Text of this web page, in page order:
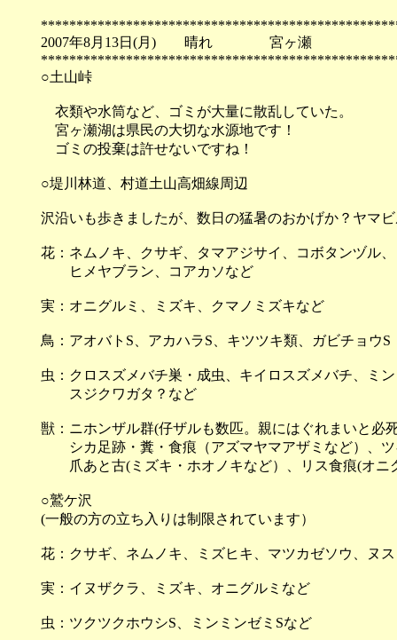
2007年8月13日(月) 晴れ 宮ヶ瀬
○土山峠
衣類や水筒など、ゴミが大量に散乱していた。
宮ヶ瀬湖は県民の大切な水源地です！
ゴミの投棄は許せないですね！
○堤川林道、村道土山高畑線周辺
沢沿いも歩きましたが、数日の猛暑のおかげか？ヤマ
花：ネムノキ、クサギ、タマアジサイ、コボタンヅル
ヒメヤブラン、コアカソなど
実：オニグルミ、ミズキ、クマノミズキなど
鳥：アオバトS、アカハラS、キツツキ類、ガビチョウS
虫：クロスズメバチ巣・成虫、キイロスズメバチ、ミ
スジクワガタ？など
獣：ニホンザル群(仔ザルも数匹。親にはぐれまいと必
シカ足跡・糞・食痕（アズマヤマアザミなど）、ツ
爪あと古(ミズキ・ホオノキなど）、リス食痕(オニ
○鷲ケ沢
(一般の方の立ち入りは制限されています）
花：クサギ、ネムノキ、ミズヒキ、マツカゼソウ、ヌ
実：イヌザクラ、ミズキ、オニグルミなど
虫：ツクツクホウシS、ミンミンゼミSなど